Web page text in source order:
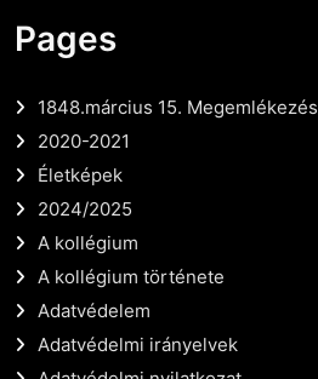
Pages
1848.március 15. Megemlékezés
2020-2021
Életképek
2024/2025
A kollégium
A kollégium története
Adatvédelem
Adatvédelmi irányelvek